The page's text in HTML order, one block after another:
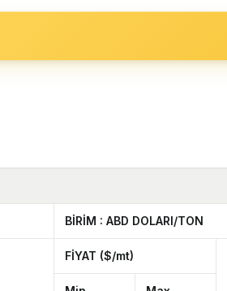
BİRİM : ABD DOLARI/TON
FİYAT ($/mt)